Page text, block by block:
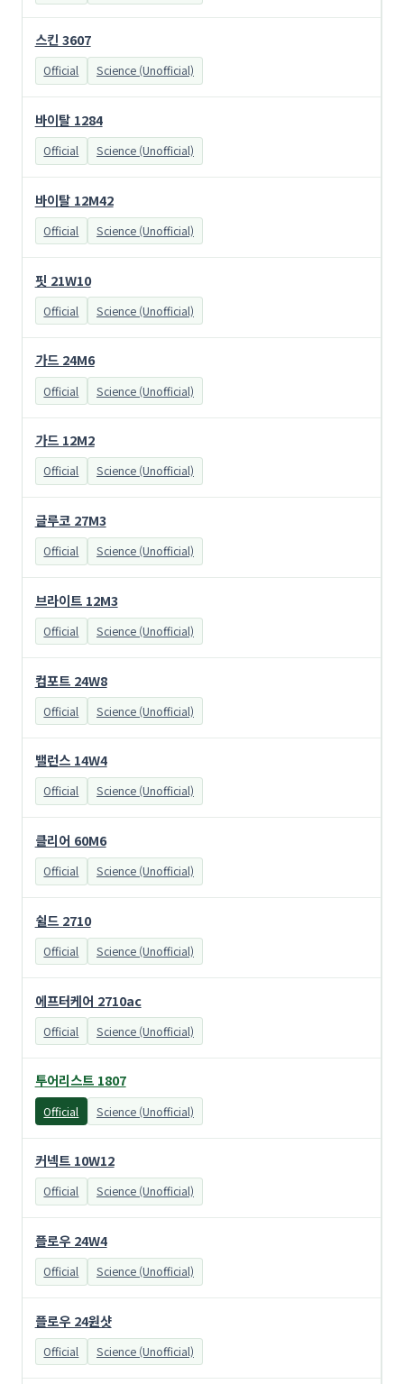
스킨 3607
Official Science (Unofficial)
바이탈 1284
Official Science (Unofficial)
바이탈 12M42
Official Science (Unofficial)
핏 21W10
Official Science (Unofficial)
가드 24M6
Official Science (Unofficial)
가드 12M2
Official Science (Unofficial)
글루코 27M3
Official Science (Unofficial)
브라이트 12M3
Official Science (Unofficial)
컴포트 24W8
Official Science (Unofficial)
밸런스 14W4
Official Science (Unofficial)
클리어 60M6
Official Science (Unofficial)
쉴드 2710
Official Science (Unofficial)
에프터케어 2710ac
Official Science (Unofficial)
투어리스트 1807
Official Science (Unofficial)
커넥트 10W12
Official Science (Unofficial)
플로우 24W4
Official Science (Unofficial)
플로우 24원샷
Official Science (Unofficial)